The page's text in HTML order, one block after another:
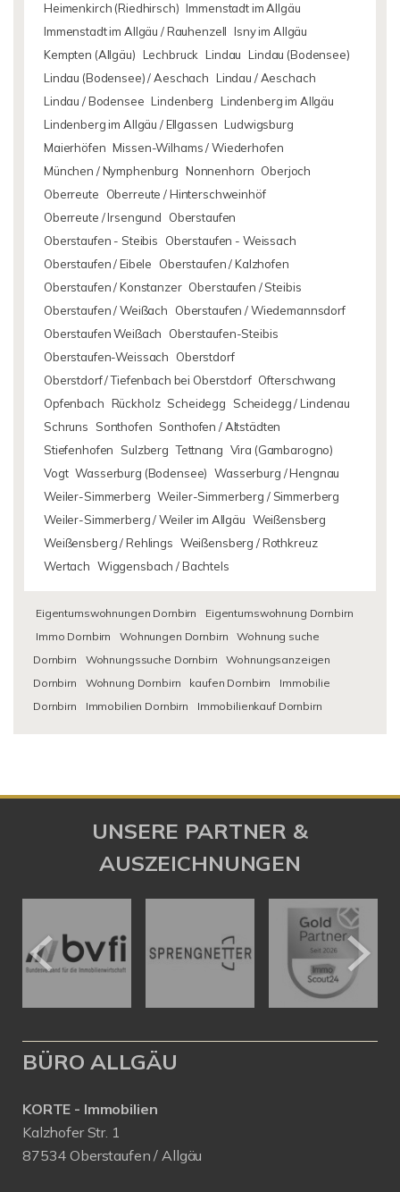
Heimenkirch (Riedhirsch) Immenstadt im Allgäu
Immenstadt im Allgäu / Rauhenzell Isny im Allgäu
Kempten (Allgäu) Lechbruck Lindau Lindau (Bodensee)
Lindau (Bodensee) / Aeschach Lindau / Aeschach
Lindau / Bodensee Lindenberg Lindenberg im Allgäu
Lindenberg im Allgäu / Ellgassen Ludwigsburg
Maierhöfen Missen-Wilhams / Wiederhofen
München / Nymphenburg Nonnenhorn Oberjoch
Oberreute
Oberreute / Hinterschweinhöf
Oberreute / Irsengund
Oberstaufen
Oberstaufen - Steibis
Oberstaufen - Weissach
Oberstaufen / Eibele
Oberstaufen / Kalzhofen
Oberstaufen / Konstanzer Oberstaufen / Steibis
Oberstaufen / Weißach
Oberstaufen / Wiedemannsdorf
Oberstaufen Weißach
Oberstaufen-Steibis
Oberstaufen-Weissach
Oberstdorf
Oberstdorf / Tiefenbach bei Oberstdorf Ofterschwang
Opfenbach Rückholz Scheidegg
Scheidegg / Lindenau
Schruns
Sonthofen Sonthofen / Altstädten
Stiefenhofen
Sulzberg Tettnang Vira (Gambarogno)
Vogt Wasserburg (Bodensee) Wasserburg / Hengnau
Weiler-Simmerberg Weiler-Simmerberg / Simmerberg
Weiler-Simmerberg / Weiler im Allgäu Weißensberg
Weißensberg / Rehlings Weißensberg / Rothkreuz
Wertach Wiggensbach / Bachtels
Eigentumswohnungen Dornbirn
Eigentumswohnung Dornbirn
Immo Dornbirn
Wohnungen Dornbirn
Wohnung suche
Dornbirn
Wohnungssuche Dornbirn
Wohnungsanzeigen
Dornbirn
Wohnung Dornbirn kaufen Dornbirn
Immobilie
Dornbirn
Immobilien Dornbirn Immobilienkauf Dornbirn
UNSERE PARTNER &
AUSZEICHNUNGEN
BÜRO ALLGÄU
KORTE - Immobilien
Kalzhofer Str. 1
87534 Oberstaufen / Allgäu